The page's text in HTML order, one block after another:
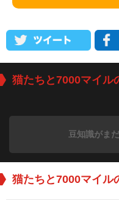
猫たちと7000マイル
豆知識がま
猫たちと7000マイル